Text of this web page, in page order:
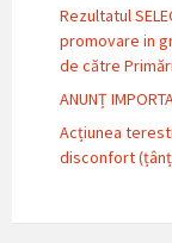
Rezultatul
promovare in
de către
ANUNȚ
Acțiunea
disconfort